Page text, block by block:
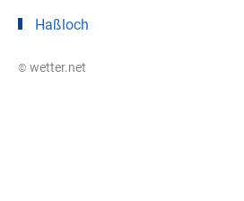
Haßloch
© wetter.net